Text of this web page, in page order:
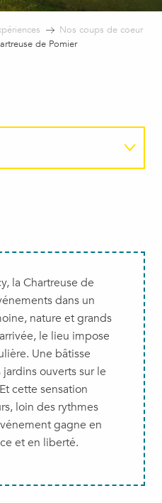
Nos coups de coeur
de Pomier
la Chartreuse de
dans un
nature et grands
le lieu impose
Une bâtisse
ouverts sur le
cette sensation
loin des rythmes
gagne en
et en liberté.